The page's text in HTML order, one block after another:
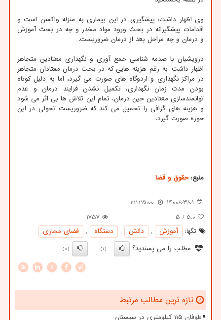
وی اظهار داشت: پیشگیری در این بیماری به منزله واکسن است و
اقدامات پیشگیرانه در بحث ورود مواد مخدر و چه در بحث آموزش
و درمان و چه مراحل بعد از درمان ضروریست.
درویشیان با صدمه شناسی جمع آوری و نگهداری معتادین متجاهر
اظهار داشت: به رغم هزینه هایی که در بحث درمان معتادان متجاهر
در مراکز نگهداری و اردوگاه های صورت می گیرد، اما به دلیل کوتاه
بودن مدت زمان نگهداری، تکمیل نشدن فرایند درمان و عدم
توانمندسازی معتادین حین درمان، تمام این تلاش ها بی اثر می شود
و هزینه های گزافی را تحمیل می کند که ضروریست تحولی در این
حوزه صورت گیرد.
منبع:حقوق و قضا
1400/03/01
22:25:00
5.0 / ۵
1757
تگها:
آموزش , دانش , دستگاه ,
فضای مجازی
مطلب را می پسندید؟
(1)
(0)
X
تازه ترین مطالب مرتبط
طوفان ۱۱۵ کیلومتری در سیستان